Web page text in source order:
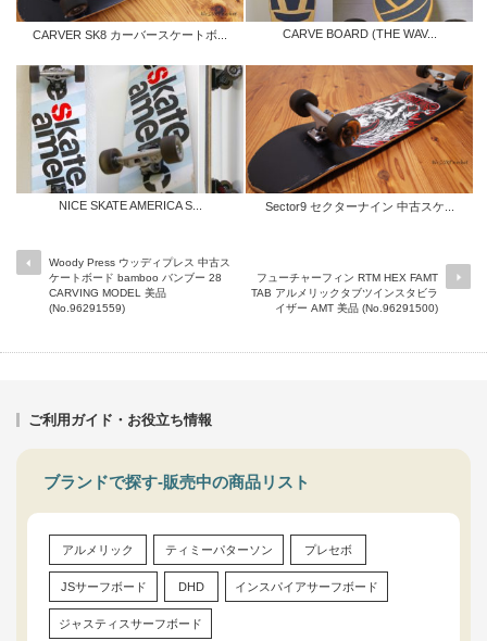
CARVER SK8 カーバースケートボ... CARVE BOARD (THE WAV...
NICE SKATE AMERICA S... Sector9 セクターナイン 中古スケ...
Woody Press ウッディプレス 中古ス
ケートボード bamboo バンブー 28
CARVING MODEL 美品
(No.96291559)
フューチャーフィン RTM HEX FAMT
TAB アルメリックタブツインスタビラ
イザー AMT 美品 (No.96291500)
ご利用ガイド・お役立ち情報
ブランドで探す-販売中の商品リスト
アルメリック ティミーパターソン プレセボ
JSサーフボード DHD インスパイアサーフボード
ジャスティスサーフボード